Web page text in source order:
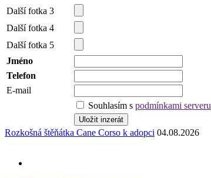
Další fotka 3
Další fotka 4
Další fotka 5
Jméno
Telefon
E-mail
Souhlasím s podmínkami serveru
Rozkošná štěňátka Cane Corso k adopci 04.08.2026